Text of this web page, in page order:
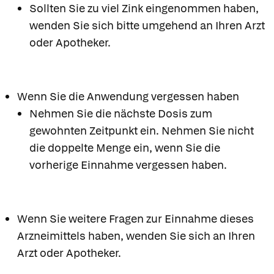
Sollten Sie zu viel Zink eingenommen haben,
wenden Sie sich bitte umgehend an Ihren Arzt
oder Apotheker.
Wenn Sie die Anwendung vergessen haben
Nehmen Sie die nächste Dosis zum
gewohnten Zeitpunkt ein. Nehmen Sie nicht
die doppelte Menge ein, wenn Sie die
vorherige Einnahme vergessen haben.
Wenn Sie weitere Fragen zur Einnahme dieses
Arzneimittels haben, wenden Sie sich an Ihren
Arzt oder Apotheker.